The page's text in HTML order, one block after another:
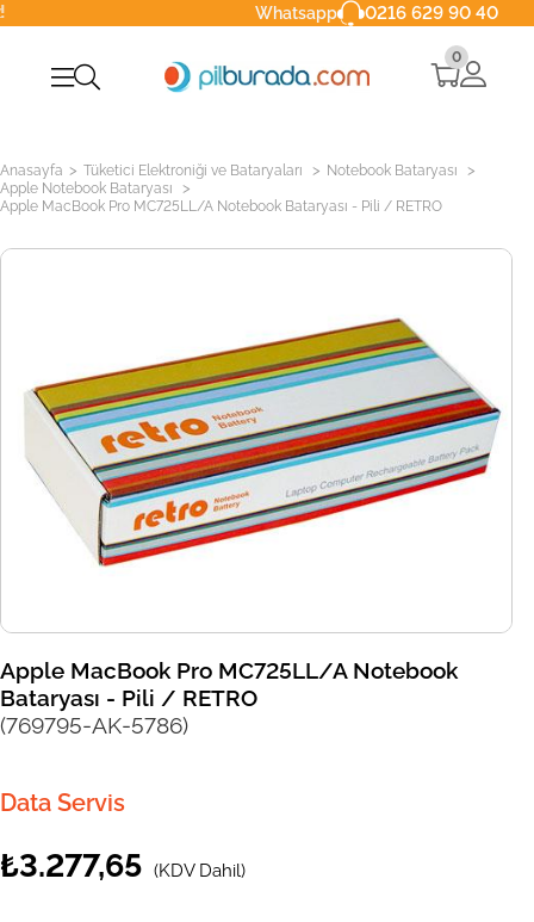
Whatsapp 0216 629 90 40
0
Anasayfa > Tüketici Elektroniği ve Bataryaları > Notebook Bataryası >
Apple Notebook Bataryası >
Apple MacBook Pro MC725LL/A Notebook Bataryası - Pili / RETRO
Apple MacBook Pro MC725LL/A Notebook
Bataryası - Pili / RETRO
(769795-AK-5786)
Data Servis
₺3.277,65 (KDV Dahil)